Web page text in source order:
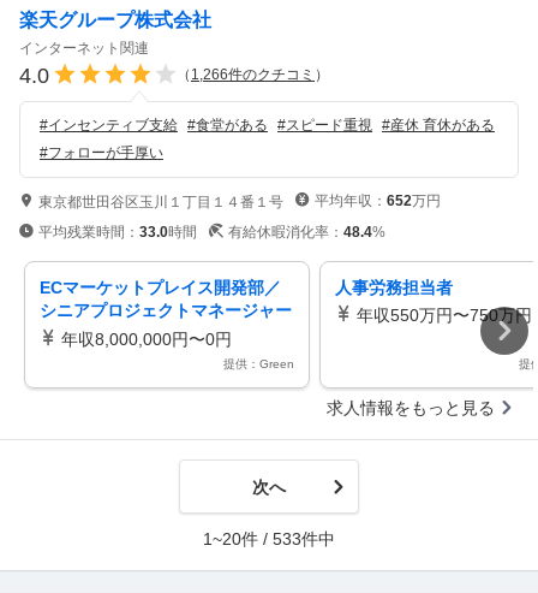
楽天グループ株式会社
インターネット関連
4.0 （ 1,266件のクチコミ ）
#インセンティブ支給 #食堂がある #スピード重視 #産休 育休がある
#フォローが手厚い
東京都世田谷区玉川１丁目１４番１号 平均年収： 652万円
平均残業時間： 33.0時間 有給休暇消化率： 48.4%
ECマーケットプレイス開発部／
シニアプロジェクトマネージャー
／楽天グループ株式会社
年収8,000,000円〜0円
提供：Green
人事労務担当者
年収550万円〜750万円
提
求人情報をもっと見る
次へ
1~20件 / 533件中